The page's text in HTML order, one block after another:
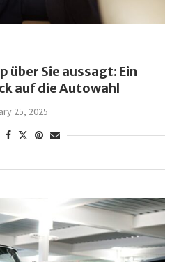
über Sie aussagt: Ein
auf die Autowahl
25, 2025